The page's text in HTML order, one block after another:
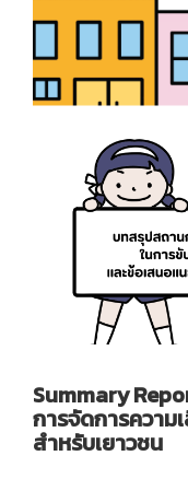
Summary
การจัดการความ
สำหรับเยาวชน